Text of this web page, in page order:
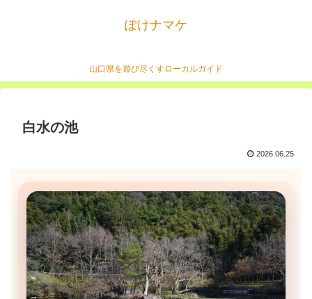
ぽけナマケ
山口県を遊び尽くすローカルガイド
白水の池
2026.06.25